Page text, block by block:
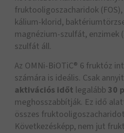
fruktooligoszacharidok
kálium-klorid,
magnézium-szulfát, enzimek
szulfát áll.
Az OMNi-BiOTiC® 6 fruktóz
számára is ideális. Csak
aktivációs időt legalább 30
meghosszabbítják. Ez idő
összes fruktooligoszacharidot
Következésképp, nem jut